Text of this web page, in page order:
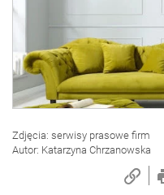
Zdjęcia: serwisy prasowe firm
Autor: Katarzyna Chrzanowska